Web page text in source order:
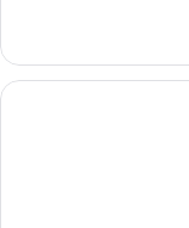
quadrupla